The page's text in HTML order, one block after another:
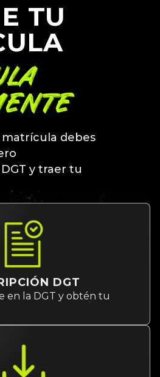
TU
debes
y traer tu
DGT
en la DGT y obtén tu